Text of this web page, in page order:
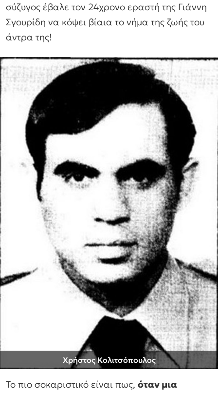
σύζυγος έβαλε τον 24χρονο εραστή της Γιάννη
Σγουρίδη να κόψει βίαια το νήμα της ζωής του
άντρα της!
Χρήστος Κολιτσόπουλος
Το πιο σοκαριστικό είναι πως, όταν μια